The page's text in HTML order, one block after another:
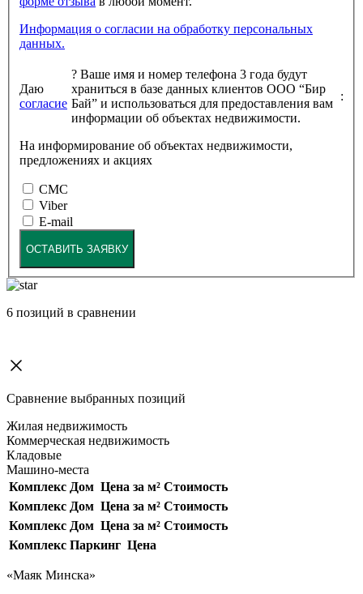
Информация о согласии на обработку персональных
данных.
Даю
согласие
? Ваше имя и номер телефона 3 года будут
храниться в базе данных клиентов ООО “Бир
Бай” и использоваться для предоставления вам
информации об объектах недвижимости.
:
На информирование об объектах недвижимости,
предложениях и акциях
СМС
Viber
E-mail
ОСТАВИТЬ ЗАЯВКУ
6 позиций в сравнении
Сравнение выбранных позиций
Жилая недвижимость
Коммерческая недвижимость
Кладовые
Машино-места
Комплекс Дом Цена за м² Стоимость
Комплекс Дом Цена за м² Стоимость
Комплекс Дом Цена за м² Стоимость
Комплекс Паркинг Цена
«Маяк Минска»